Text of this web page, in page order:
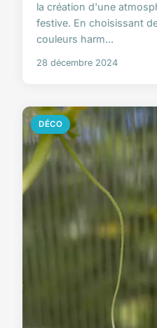
la création d'une
festive. En choisissant
couleurs harm...
28 décembre 2024
DÉCO